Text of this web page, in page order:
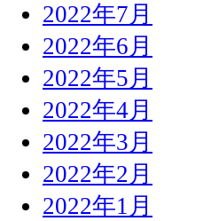
2022年7月
2022年6月
2022年5月
2022年4月
2022年3月
2022年2月
2022年1月